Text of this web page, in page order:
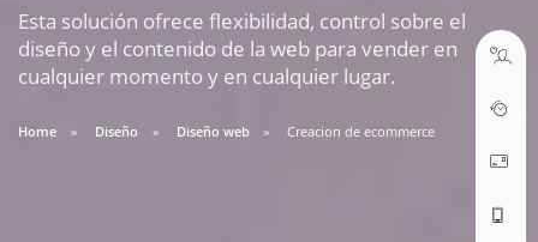
Esta solución ofrece flexibilidad, control sobre el
diseño y el contenido de la web para vender en
cualquier momento y en cualquier lugar.
Home Diseño Diseño web Creacion de ecommerce
soporte@webseo.cl
ABRIR TICKET